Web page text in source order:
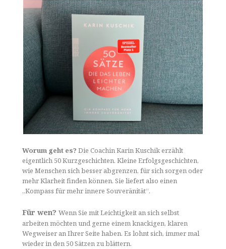
Worum geht es?Die Coachin Karin Kuschik erzählt
eigentlich 50 Kurzgeschichten. Kleine Erfolgsgeschichten,
wie Menschen sich besser abgrenzen, für sich sorgen oder
mehr Klarheit finden können. Sie liefert also einen
„Kompass für mehr innere Souveränität“.
Für wen?Wenn Sie mit Leichtigkeit an sich selbst
arbeiten möchten und gerne einem knackigen, klaren
Wegweiser an Ihrer Seite haben. Es lohnt sich, immer mal
wieder in den 50 Sätzen zu blättern.